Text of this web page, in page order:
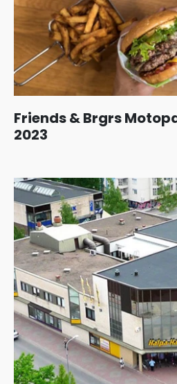
Friends & Brgrs
2023